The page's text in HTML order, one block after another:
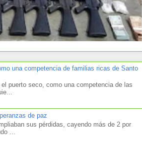
una competencia de familias ricas de Santo
puerto seco, como una competencia de las
de paz
sus pérdidas, cayendo más de 2 por
...